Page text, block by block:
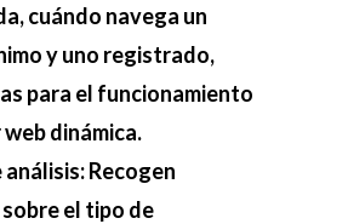
cuándo navega un
y uno registrado,
para el funcionamiento
dinámica.
Recogen
el tipo de